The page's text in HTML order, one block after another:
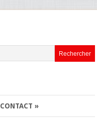
CONTACT »